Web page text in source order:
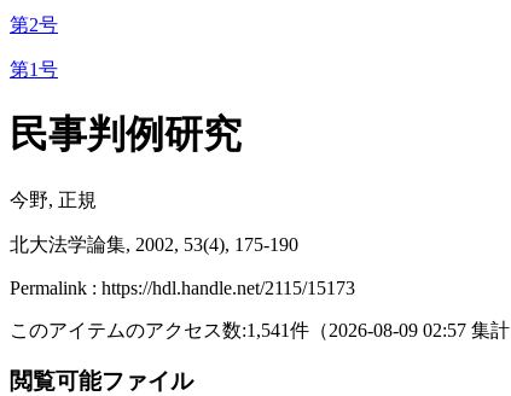
第2号
第1号
民事判例研究
今野, 正規
北大法学論集, 2002, 53(4), 175-190
Permalink : https://hdl.handle.net/2115/15173
このアイテムのアクセス数:1,541件 （2026-08-09 02:57 集計
閲覧可能ファイル